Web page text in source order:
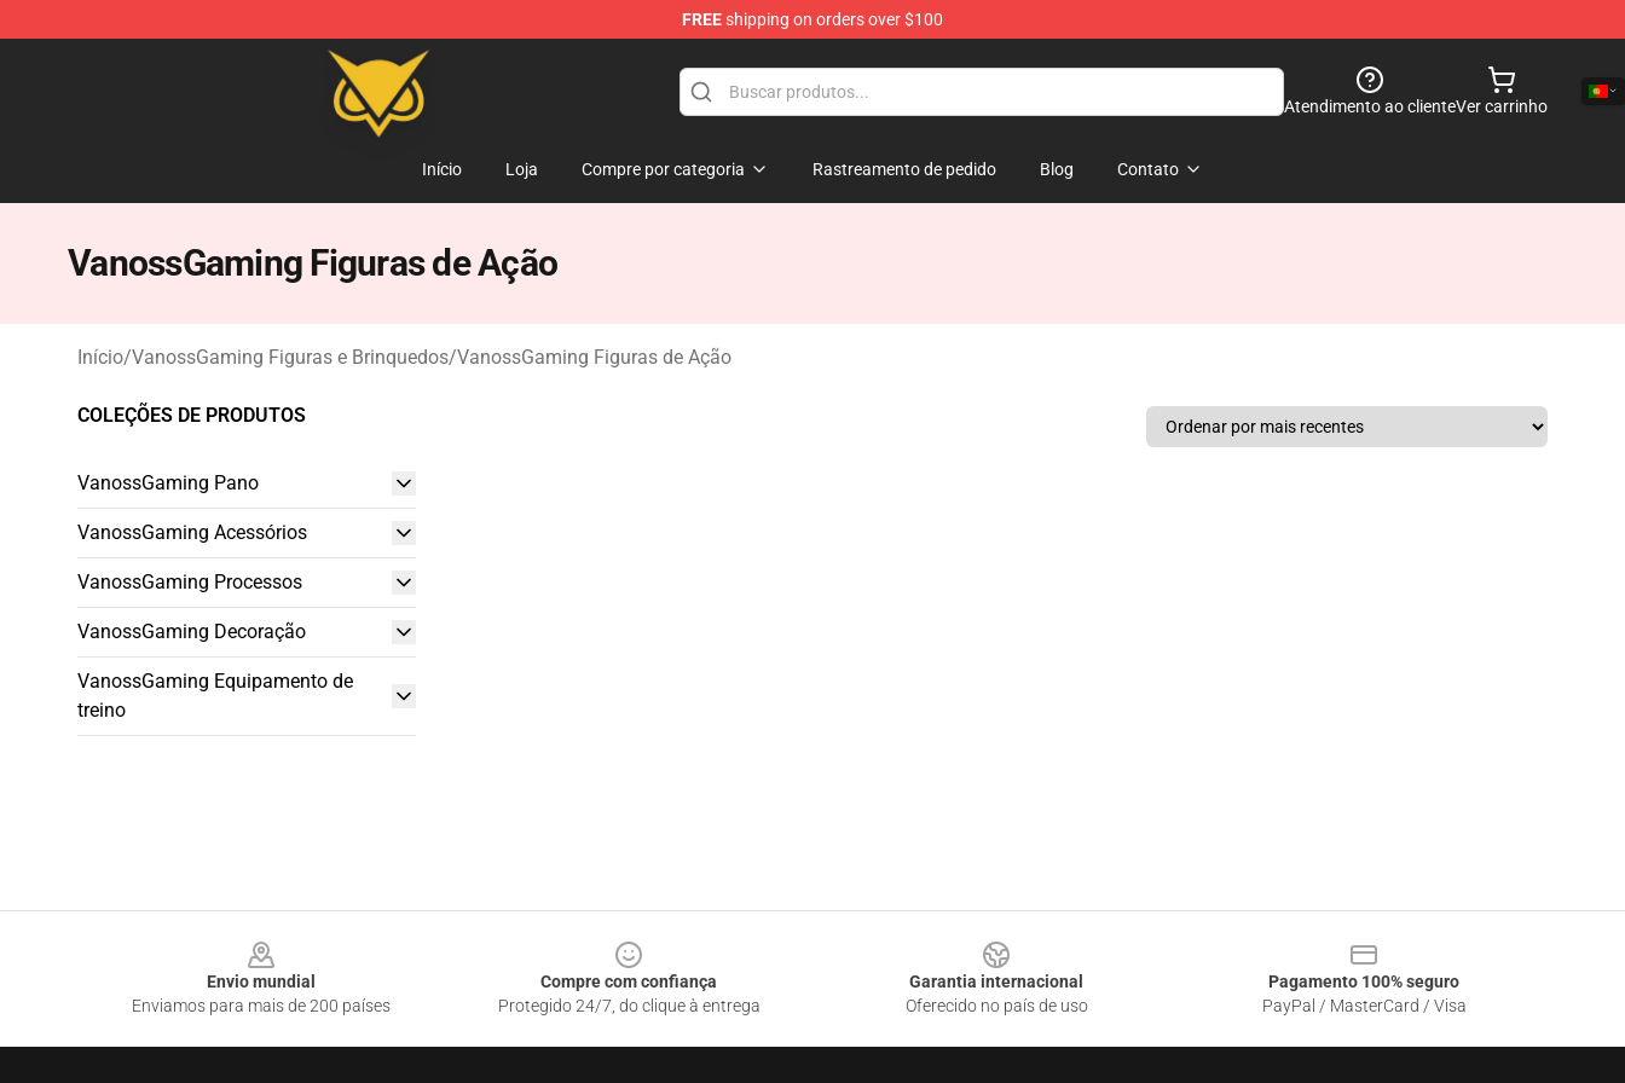
FREEshipping on orders over $100
Vanossgaming Store - Official Vanossgaming Merchandise Shop
Atendimento ao clienteVer carrinho
Início Loja Compre por categoria Rastreamento de pedido Blog Contato
VanossGaming Figuras de Ação
Início/VanossGaming Figuras e Brinquedos/VanossGaming Figuras de Ação
COLEÇÕES DE PRODUTOS
VanossGaming Pano
VanossGaming Acessórios
VanossGaming Processos
VanossGaming Decoração
VanossGaming Equipamento de
treino
Envio mundial
Enviamos para mais de 200 países
Compre com confiança
Protegido 24/7, do clique à entrega
Garantia internacional
Oferecido no país de uso
Pagamento 100% seguro
PayPal / MasterCard / Visa